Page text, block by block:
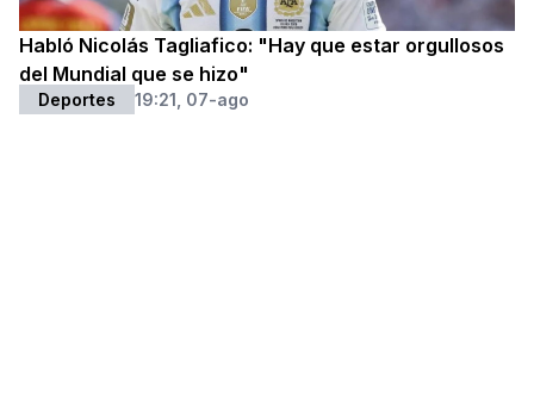
Habló Nicolás Tagliafico: "Hay que estar orgullosos
del Mundial que se hizo"
Deportes 19:21, 07-ago